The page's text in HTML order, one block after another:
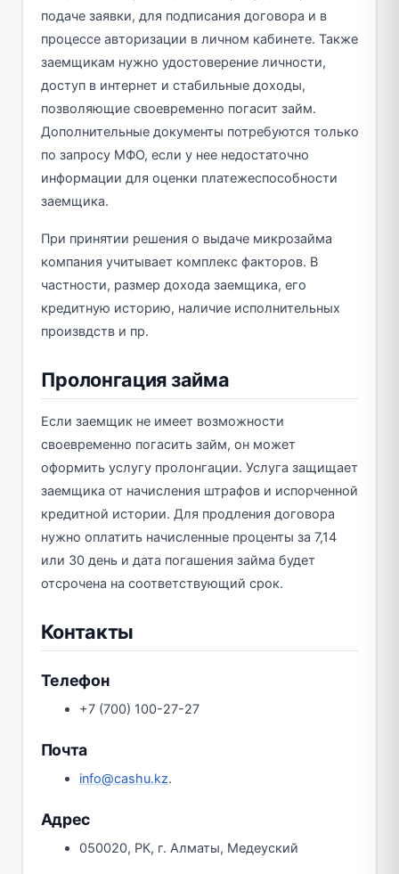
подаче заявки, для подписания договора и в
процессе авторизации в личном кабинете. Также
заемщикам нужно удостоверение личности,
доступ в интернет и стабильные доходы,
позволяющие своевременно погасит займ.
Дополнительные документы потребуются только
по запросу МФО, если у нее недостаточно
информации для оценки платежеспособности
заемщика.
При принятии решения о выдаче микрозайма
компания учитывает комплекс факторов. В
частности, размер дохода заемщика, его
кредитную историю, наличие исполнительных
произвдств и пр.
Пролонгация займа
Если заемщик не имеет возможности
своевременно погасить займ, он может
оформить услугу пролонгации. Услуга защищает
заемщика от начисления штрафов и испорченной
кредитной истории. Для продления договора
нужно оплатить начисленные проценты за 7,14
или 30 день и дата погашения займа будет
отсрочена на соответствующий срок.
Контакты
Телефон
+7 (700) 100-27-27
Почта
info@cashu.kz.
Адрес
050020, РК, г. Алматы, Медеуский